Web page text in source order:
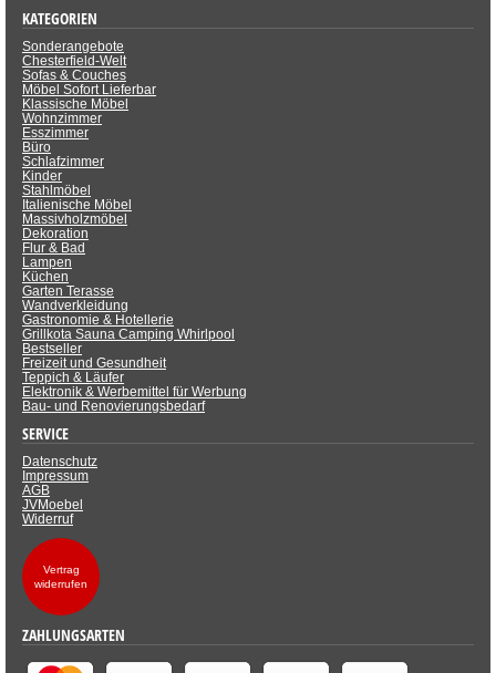
KATEGORIEN
Sonderangebote
Chesterfield-Welt
Sofas & Couches
Möbel Sofort Lieferbar
Klassische Möbel
Wohnzimmer
Esszimmer
Büro
Schlafzimmer
Kinder
Stahlmöbel
Italienische Möbel
Massivholzmöbel
Dekoration
Flur & Bad
Lampen
Küchen
Garten Terasse
Wandverkleidung
Gastronomie & Hotellerie
Grillkota Sauna Camping Whirlpool
Bestseller
Freizeit und Gesundheit
Teppich & Läufer
Elektronik & Werbemittel für Werbung
Bau- und Renovierungsbedarf
SERVICE
Datenschutz
Impressum
AGB
JVMoebel
Widerruf
Vertrag
widerrufen
ZAHLUNGSARTEN